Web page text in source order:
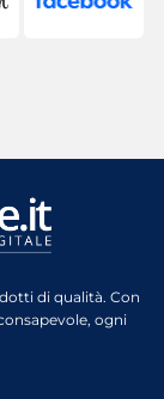
di qualità. Con
ogni